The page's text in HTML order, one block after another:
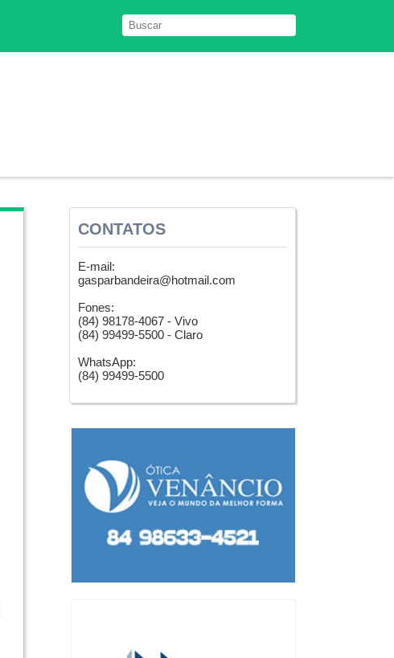
CONTATOS
E-mail:
gasparbandeira@hotmail.com
Fones:
(84) 98178-4067 - Vivo
(84) 99499-5500 - Claro
WhatsApp:
(84) 99499-5500